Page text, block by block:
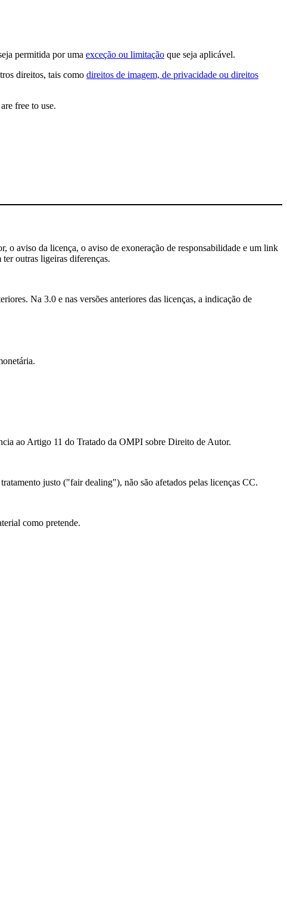
permitida por uma exceção ou limitação que seja aplicável.
direitos, tais como direitos de imagem, de privacidade ou direitos
free to use.
aviso da licença, o aviso de exoneração de responsabilidade e um link
outras ligeiras diferenças.
Na 3.0 e nas versões anteriores das licenças, a indicação de
ao Artigo 11 do Tratado da OMPI sobre Direito de Autor.
justo ("fair dealing"), não são afetados pelas licenças CC.
como pretende.